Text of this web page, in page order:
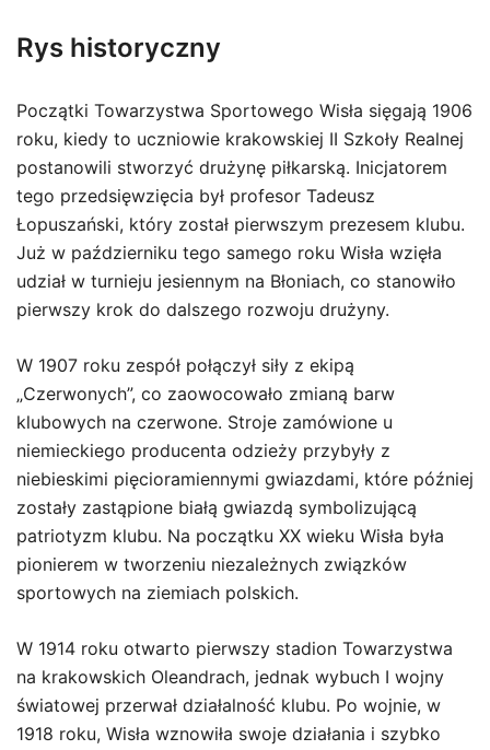
Rys historyczny
Początki Towarzystwa Sportowego Wisła sięgają 1906
roku, kiedy to uczniowie krakowskiej II Szkoły Realnej
postanowili stworzyć drużynę piłkarską. Inicjatorem
tego przedsięwzięcia był profesor Tadeusz
Łopuszański, który został pierwszym prezesem klubu.
Już w październiku tego samego roku Wisła wzięła
udział w turnieju jesiennym na Błoniach, co stanowiło
pierwszy krok do dalszego rozwoju drużyny.
W 1907 roku zespół połączył siły z ekipą
„Czerwonych”, co zaowocowało zmianą barw
klubowych na czerwone. Stroje zamówione u
niemieckiego producenta odzieży przybyły z
niebieskimi pięcioramiennymi gwiazdami, które później
zostały zastąpione białą gwiazdą symbolizującą
patriotyzm klubu. Na początku XX wieku Wisła była
pionierem w tworzeniu niezależnych związków
sportowych na ziemiach polskich.
W 1914 roku otwarto pierwszy stadion Towarzystwa
na krakowskich Oleandrach, jednak wybuch I wojny
światowej przerwał działalność klubu. Po wojnie, w
1918 roku, Wisła wznowiła swoje działania i szybko